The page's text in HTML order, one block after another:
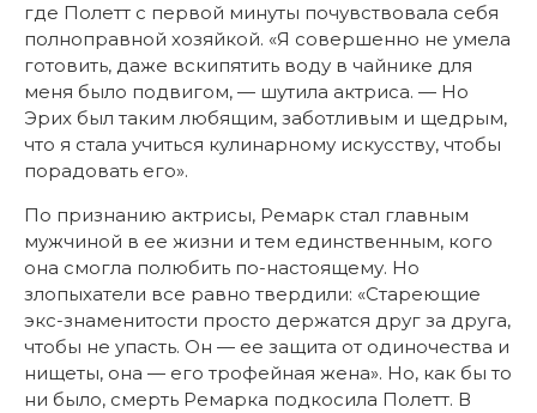
где Полетт с первой минуты почувствовала себя
полноправной хозяйкой. «Я совершенно не умела
готовить, даже вскипятить воду в чайнике для
меня было подвигом, — шутила актриса. — Но
Эрих был таким любящим, заботливым и щедрым,
что я стала учиться кулинарному искусству, чтобы
порадовать его».
По признанию актрисы, Ремарк стал главным
мужчиной в ее жизни и тем единственным, кого
она смогла полюбить по-настоящему. Но
злопыхатели все равно твердили: «Стареющие
экс-знаменитости просто держатся друг за друга,
чтобы не упасть. Он — ее защита от одиночества и
нищеты, она — его трофейная жена». Но, как бы то
ни было, смерть Ремарка подкосила Полетт. В